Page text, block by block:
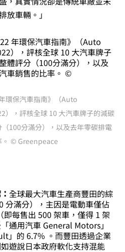
放車輛。」
環保汽車指南》（Auto
，評核全球 10 大汽車牌子的減碳
100分滿分），以及去年零碳排電
。 © Greenpeace
全球最大汽車生產商豐田的綜
分滿分），主因是電動車僅佔
每售出 500 架車，僅得 1 架
通用汽車 General Motors」
」的 6.7% 。而豐田透過企業
遊說日本政府軟化支持混能